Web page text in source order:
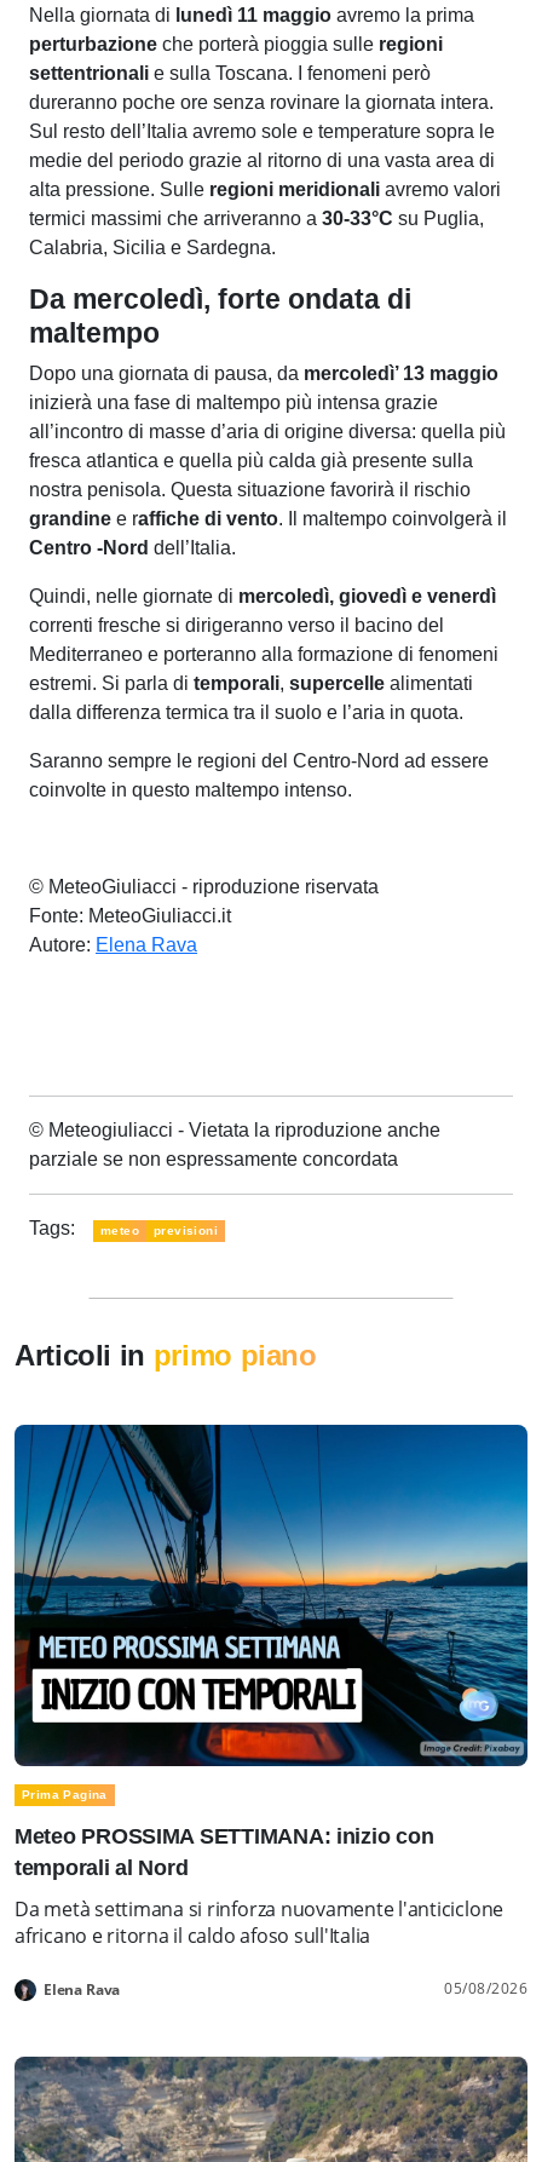
Nella giornata di lunedì 11 maggio avremo la prima
perturbazione che porterà pioggia sulle regioni
settentrionali e sulla Toscana. I fenomeni però
dureranno poche ore senza rovinare la giornata intera.
Sul resto dell’Italia avremo sole e temperature sopra le
medie del periodo grazie al ritorno di una vasta area di
alta pressione. Sulle regioni meridionali avremo valori
termici massimi che arriveranno a 30-33°C su Puglia,
Calabria, Sicilia e Sardegna.
Da mercoledì, forte ondata di
maltempo
Dopo una giornata di pausa, da mercoledì’ 13 maggio
inizierà una fase di maltempo più intensa grazie
all’incontro di masse d’aria di origine diversa: quella più
fresca atlantica e quella più calda già presente sulla
nostra penisola. Questa situazione favorirà il rischio
grandine e raffiche di vento. Il maltempo coinvolgerà il
Centro -Nord dell’Italia.
Quindi, nelle giornate di mercoledì, giovedì e venerdì
correnti fresche si dirigeranno verso il bacino del
Mediterraneo e porteranno alla formazione di fenomeni
estremi. Si parla di temporali, supercelle alimentati
dalla differenza termica tra il suolo e l’aria in quota.
Saranno sempre le regioni del Centro-Nord ad essere
coinvolte in questo maltempo intenso.
© MeteoGiuliacci - riproduzione riservata
Fonte: MeteoGiuliacci.it
Autore: Elena Rava
© Meteogiuliacci - Vietata la riproduzione anche
parziale se non espressamente concordata
Tags: meteo previsioni
Articoli in primo piano
Prima Pagina
Meteo PROSSIMA SETTIMANA: inizio con
temporali al Nord
Da metà settimana si rinforza nuovamente l'anticiclone
africano e ritorna il caldo afoso sull'Italia
Elena Rava 05/08/2026